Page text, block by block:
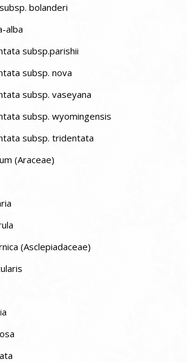
bolanderi
alba
subsp.parishii
subsp. nova
subsp. vaseyana
subsp. wyomingensis
Artemisia tridentata subsp. tridentata
(Araceae)
(Asclepiadaceae)